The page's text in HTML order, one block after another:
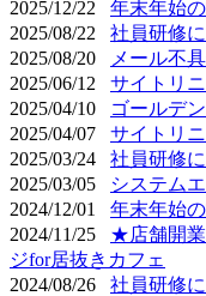
2025/12/22 年末年始
2025/08/22 社員研修
2025/08/20
メール不
2025/06/12 サイトリ
2025/04/10
ゴールデ
2025/04/07 サイトリ
2025/03/24 社員研修
2025/03/05
システム
2024/12/01 年末年始
2024/11/25 ★店舗開
ジfor居抜きカフェ
2024/08/26 社員研修